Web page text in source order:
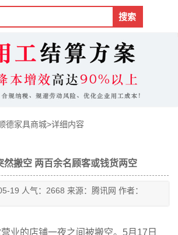
搜索
德家具商城>详细内容
然搬空 两百余名顾客或钱货两空
19 人气：2668 来源：腾讯网 作者：
业的店铺一夜之间被搬空。5月17日